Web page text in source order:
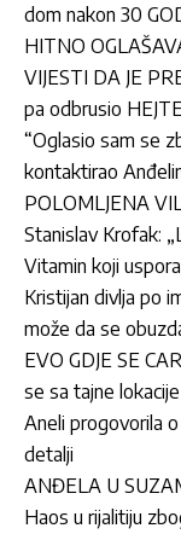
dom nakon 30
HITNO
VIJESTI DA JE
pa odbrusio
“Oglasio sam se
kontaktirao
POLOMLJENA
Stanislav Krofak:
Vitamin koji
Kristijan divlja po
može da se
EVO GDJE SE
se sa tajne
Aneli progovorila
detalji
ANĐELA U
Haos u rijalitiju